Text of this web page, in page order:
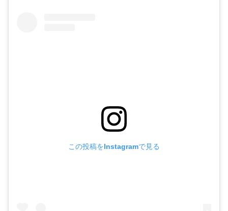
この投稿をInstagramで見る